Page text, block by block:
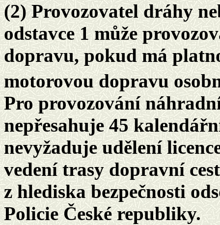
(2) Provozovatel dráhy
odstavce 1 může
dopravu, pokud má
motorovou dopravu
Pro provozování
nepřesahuje 45
nevyžaduje udělení
vedení trasy dopravní
z hlediska bezpečnosti
Policie České republiky.